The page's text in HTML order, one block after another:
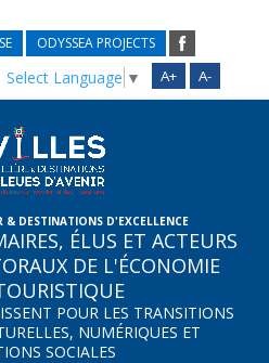
ODYSSEA PROJECTS
A+ A-
Select Language ▼
& DESTINATIONS D'EXCELLENCE
ÉLUS ET ACTEURS
DE L'ÉCONOMIE
POUR LES TRANSITIONS
NUMÉRIQUES ET
SOCIALES